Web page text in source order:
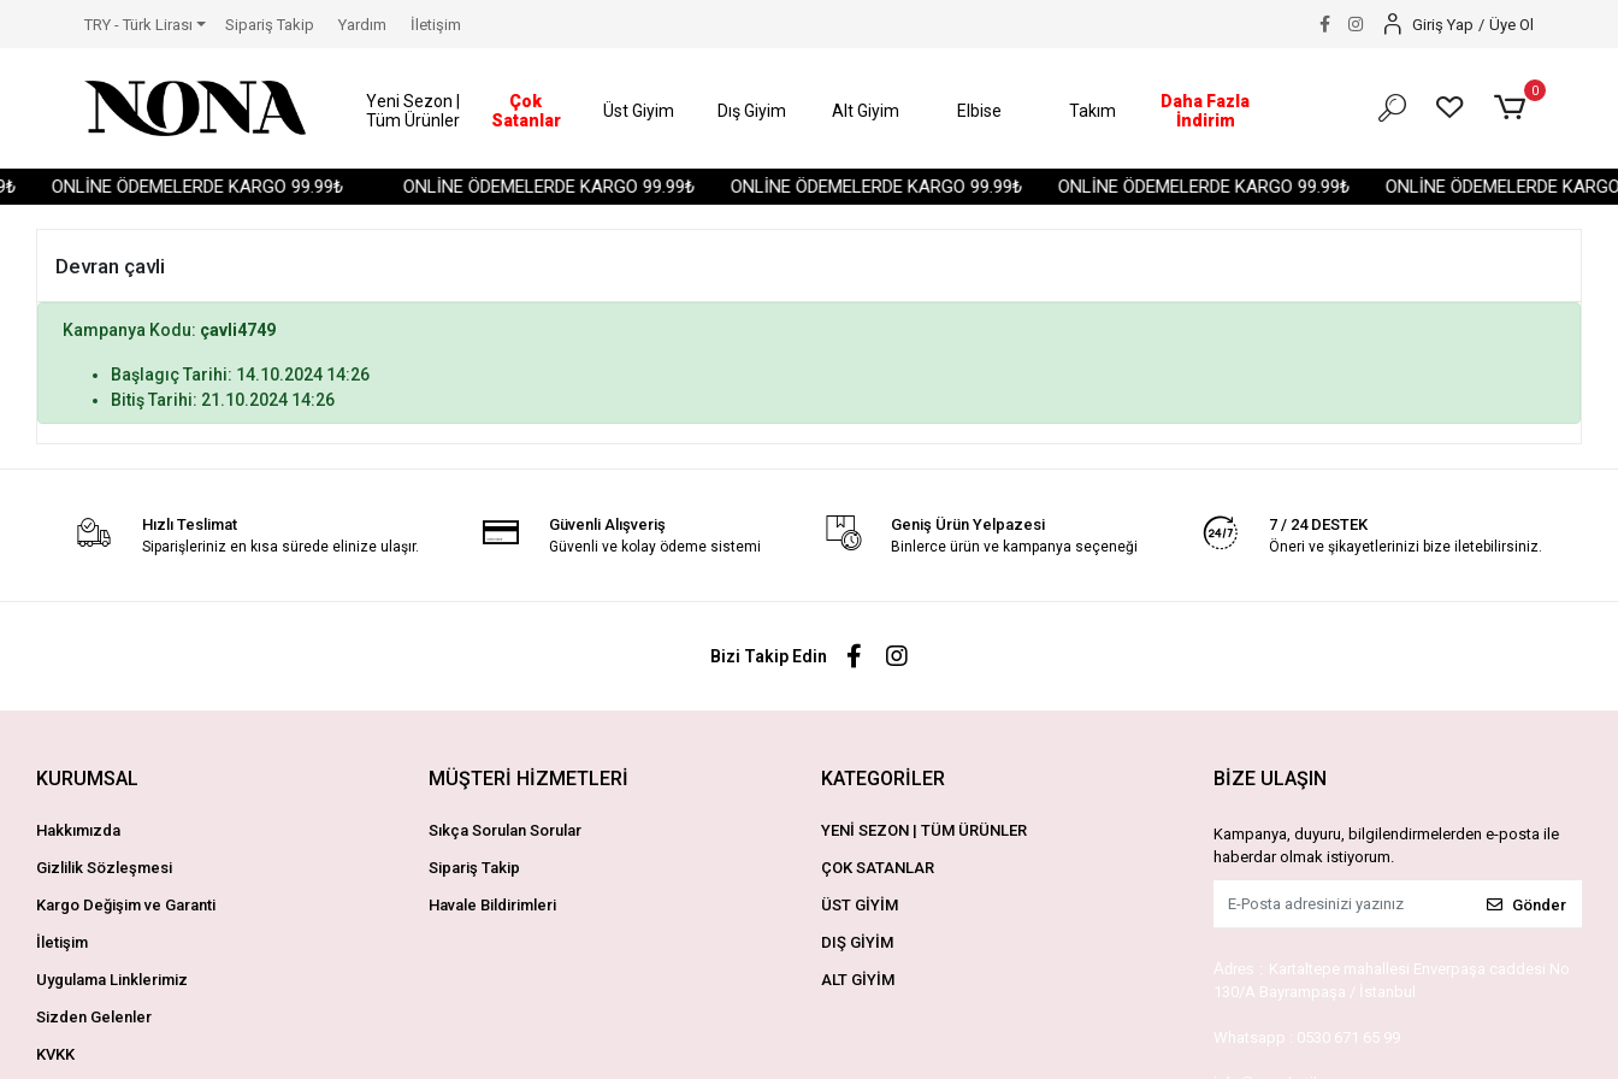
ONLİNE ÖDEMELERDE KARGO 99.99₺ ONLİNE ÖDEMELERDE KARGO 99.99₺ ONLİNE ÖDEMELERDE KARGO 99.99₺ ONLİNE ÖDEMELERDE KARGO 99.99₺ ONLİNE ÖDEMELERDE
TRY - Türk Lirası Sipariş Takip Yardım İletişim Giriş Yap / Üye Ol
Yeni Sezon |
Tüm Ürünler
Çok
Satanlar
Üst Giyim Dış Giyim Alt Giyim Elbise Takım
Daha Fazla
İndirim
0
Devran çavli
Kampanya Kodu: çavli4749
Başlagıç Tarihi: 14.10.2024 14:26
Bitiş Tarihi: 21.10.2024 14:26
Hızlı Teslimat
Siparişleriniz en kısa sürede elinize ulaşır.
Güvenli Alışveriş
Güvenli ve kolay ödeme sistemi
Geniş Ürün Yelpazesi
Binlerce ürün ve kampanya seçeneği
7 / 24 DESTEK
Öneri ve şikayetlerinizi bize iletebilirsiniz.
Bizi Takip Edin
KURUMSAL
Hakkımızda
Gizlilik Sözleşmesi
Kargo Değişim ve Garanti
İletişim
Uygulama Linklerimiz
Sizden Gelenler
KVKK
MÜŞTERİ HİZMETLERİ
Sıkça Sorulan Sorular
Sipariş Takip
Havale Bildirimleri
KATEGORİLER
YENİ SEZON | TÜM ÜRÜNLER
ÇOK SATANLAR
ÜST GİYİM
DIŞ GİYİM
ALT GİYİM
BİZE ULAŞIN
Kampanya, duyuru, bilgilendirmelerden e-posta ile
haberdar olmak istiyorum.
Gönder
Adres : Kartaltepe mahallesi Enverpaşa caddesi No
130/A Bayrampaşa / İstanbul
Whatsapp : 0530 671 65 99